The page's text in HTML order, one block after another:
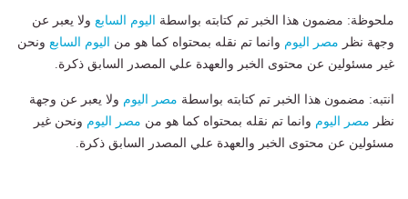
ملحوظة: مضمون هذا الخبر تم كتابته بواسطة اليوم السابع ولا يعبر عن
وجهة نظر مصر اليوم وانما تم نقله بمحتواه كما هو من اليوم السابع ونحن
غير مسئولين عن محتوى الخبر والعهدة علي المصدر السابق ذكرة.
انتبه: مضمون هذا الخبر تم كتابته بواسطة مصر اليوم ولا يعبر عن وجهة
نظر مصر اليوم وانما تم نقله بمحتواه كما هو من مصر اليوم ونحن غير
مسئولين عن محتوى الخبر والعهدة علي المصدر السابق ذكرة.